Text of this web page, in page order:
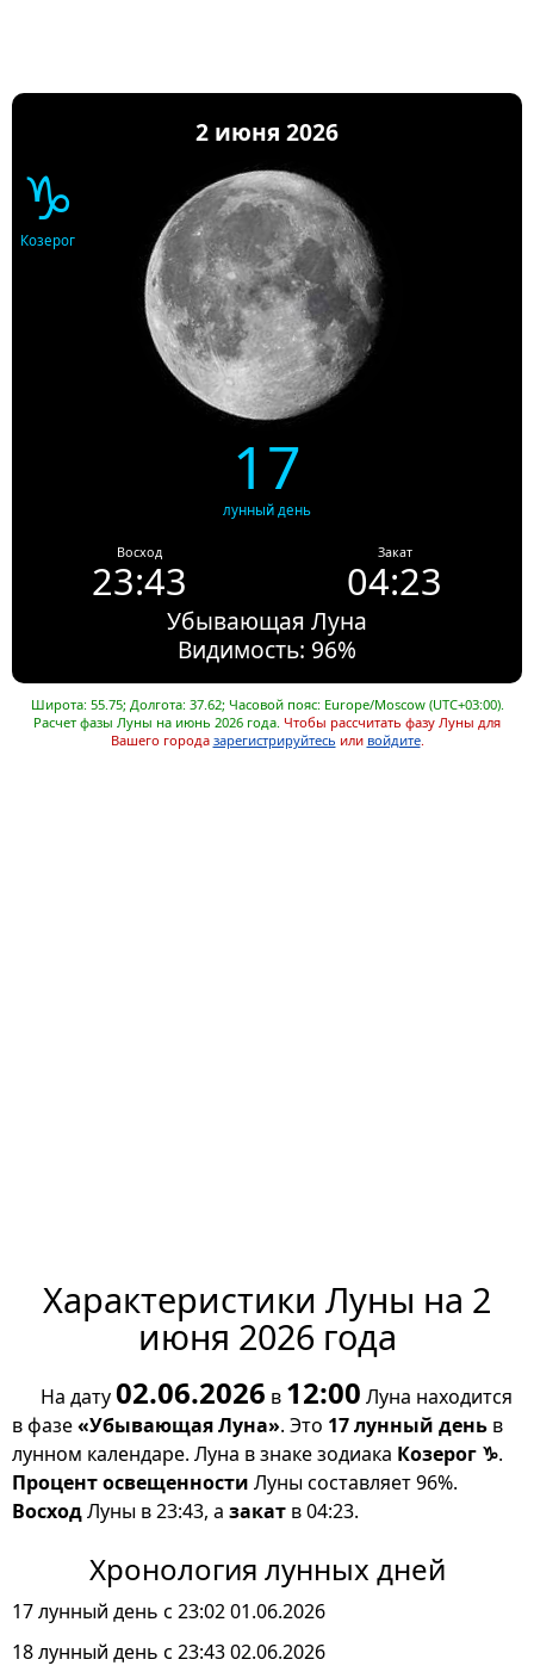
2 июня 2026
♑
Козерог
17
лунный день
Восход
23:43
Закат
04:23
Убывающая Луна
Видимость: 96%
Широта: 55.75; Долгота: 37.62; Часовой пояс: Europe/Moscow (UTC+03:00).
Расчет фазы Луны на июнь 2026 года. Чтобы рассчитать фазу Луны для
Вашего города зарегистрируйтесь или войдите.
Характеристики Луны на 2
июня 2026 года
На дату02.06.2026 в 12:00 Луна находится
в фазе«Убывающая Луна». Это 17 лунный день в
лунном календаре. Луна в знаке зодиака Козерог ♑.
Процент освещенности Луны составляет 96%.
ВосходЛуны в 23:43, а закат в 04:23.
Хронология лунных дней
17 лунный день с 23:02 01.06.2026
18 лунный день с 23:43 02.06.2026